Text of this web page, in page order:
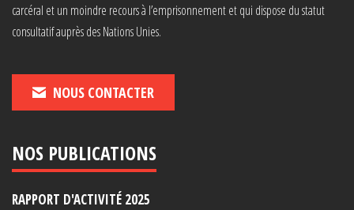
carcéral et un moindre recours à l’emprisonnement et qui dispose du statut
consultatif auprès des Nations Unies.
NOUS CONTACTER
NOS PUBLICATIONS
RAPPORT D'ACTIVITÉ 2025